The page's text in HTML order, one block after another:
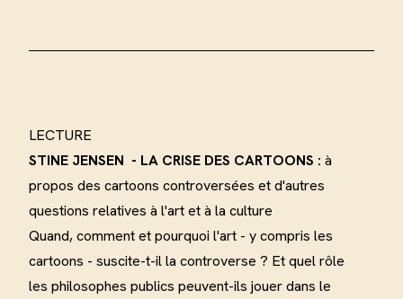
LECTURE
STINE JENSEN - LA CRISE DES CARTOONS : à
propos des cartoons controversées et d'autres
questions relatives à l'art et à la culture
Quand, comment et pourquoi l'art - y compris les
cartoons - suscite-t-il la controverse ? Et quel rôle
les philosophes publics peuvent-ils jouer dans le